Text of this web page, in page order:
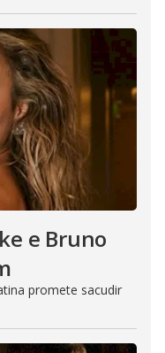
e Bruno
promete sacudir